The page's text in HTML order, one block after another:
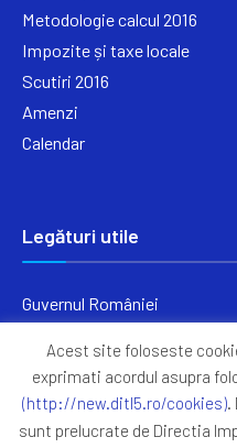
Metodologie calcul 2016
Impozite și taxe locale
Scutiri 2016
Amenzi
Calendar
Legături utile
Guvernul României
Primăria Sectorul 5
ANAF
Acest site foloseste
exprimati acordul asupra
(http://new.ditl5.ro/cookies).
sunt prelucrate de Directia